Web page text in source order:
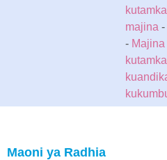
majina -
-
Maoni ya Radhia